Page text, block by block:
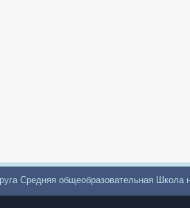
Средняя общеобразовательная